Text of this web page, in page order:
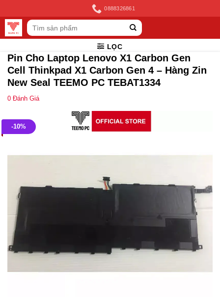
to
content
0888326861
Tìm
kiếm:
LỌC
Pin Cho Laptop Lenovo X1 Carbon Gen
Cell Thinkpad X1 Carbon Gen 4 – Hàng Zin
New Seal TEEMO PC TEBAT1334
0 Đánh Giá
-10%